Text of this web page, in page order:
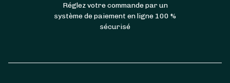
Réglez votre commande par un
système de paiement en ligne 100 %
sécurisé